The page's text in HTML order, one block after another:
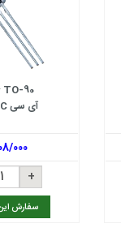
TO-90
آی سی UM66 IC
000
سفارش